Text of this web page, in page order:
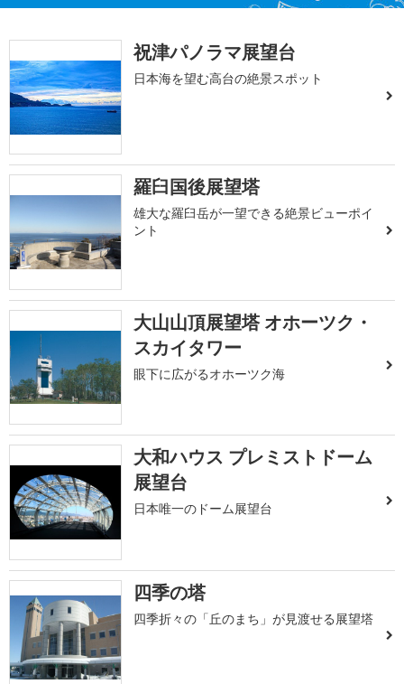
祝津パノラマ展望台
日本海を望む高台の絶景スポット
羅臼国後展望塔
雄大な羅臼岳が一望できる絶景ビューポイ
ント
大山山頂展望塔 オホーツク・
スカイタワー
眼下に広がるオホーツク海
大和ハウス プレミストドーム
展望台
日本唯一のドーム展望台
四季の塔
四季折々の「丘のまち」が見渡せる展望塔